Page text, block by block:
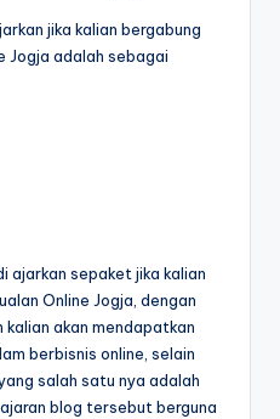
jika kalian bergabung
Jogja adalah sebagai
ajarkan sepaket jika kalian
Online Jogja, dengan
akan mendapatkan
berbisnis online, selain
salah satu nya adalah
blog tersebut berguna